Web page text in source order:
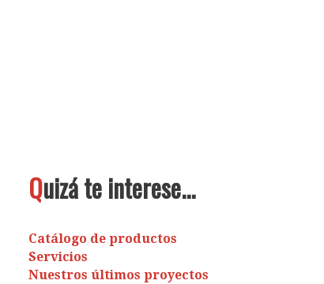
Quizá te interese...
Catálogo de productos
Servicios
Nuestros últimos proyectos